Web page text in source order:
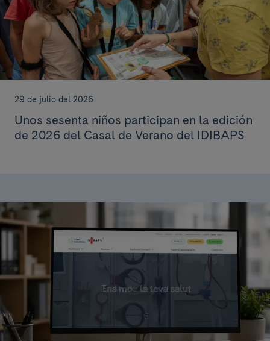
29 de julio del 2026
Unos sesenta niños participan en la edición
de 2026 del Casal de Verano del IDIBAPS